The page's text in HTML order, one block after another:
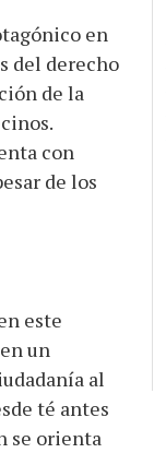
en
del derecho
de la
con
de los
este
un
al
té antes
se orienta